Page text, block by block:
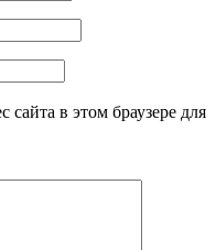
в этом браузере для